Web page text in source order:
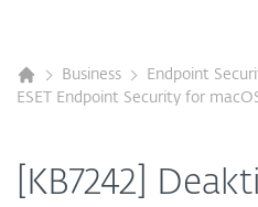
Business
Endpoint
ESET Endpoint Security for
[KB7242]